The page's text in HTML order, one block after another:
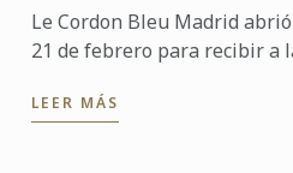
Le Cordon Bleu Madrid
21 de febrero para recibir a
de lucro que ...
LEER MÁS